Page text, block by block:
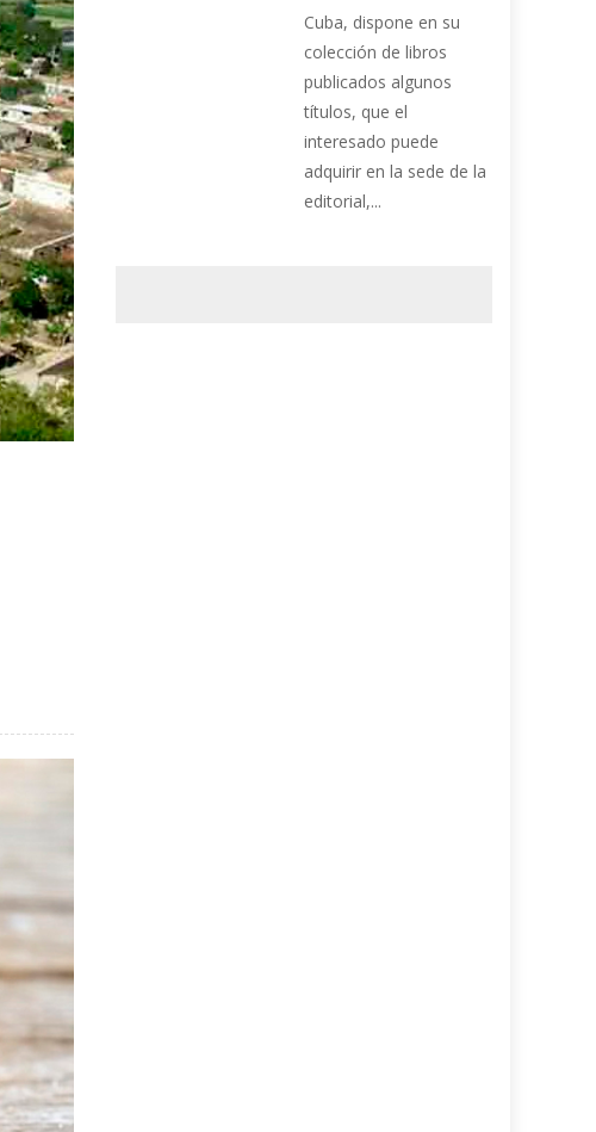
Cuba, dispone en su
colección de libros
publicados algunos
títulos, que el
interesado puede
adquirir en la sede de la
editorial,...